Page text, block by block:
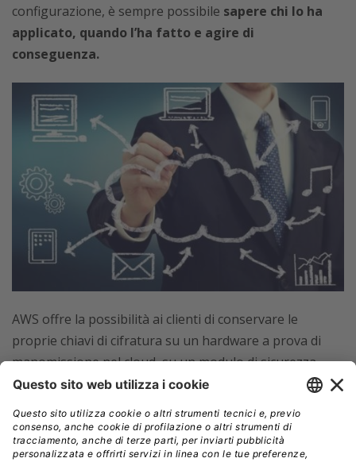
configurazione, è sempre possibile sapere chi lo ha
applicato, quando l’ha fatto e agire di
conseguenza.
AWS offre la possibilità ai clienti di conservare le
proprie chiavi di cifratura su un hardware a prova di
manomissione nel cloud, su un modulo di sicurezza
hardware on-premise chiamato AWS Cloud HSM o di
Management Service (KMS). A questo scenario si
aggiunge poi l’aspetto importante della compliance: